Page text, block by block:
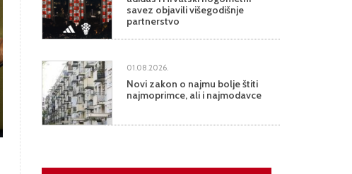
savez objavili višegodišnje
partnerstvo
01.08.2026.
Novi zakon o najmu bolje štiti
najmoprimce, ali i najmodavce